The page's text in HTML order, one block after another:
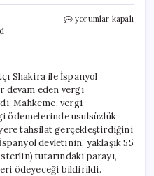
Shakira’nın
Hatalı
Bulundu
için
yorumlar kapalı
Shakira ile İspanyol
devam eden vergi
Mahkeme, vergi
ödemelerinde usulsüzlük
yere tahsilat gerçekleştirdiğini
devletinin, yaklaşık 55
tutarındaki parayı,
ödeyeceği bildirildi.